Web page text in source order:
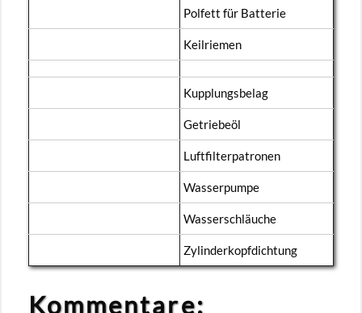
Pol­fett für Bat­te­rie
Keil­rie­men
Kupp­lungs­be­lag
Ge­trie­be­öl
Luft­fil­ter­pa­tro­nen
Was­ser­pum­pe
Was­ser­schläu­che
Zy­lin­der­kopf­dich­tung
Kom­men­ta­re: